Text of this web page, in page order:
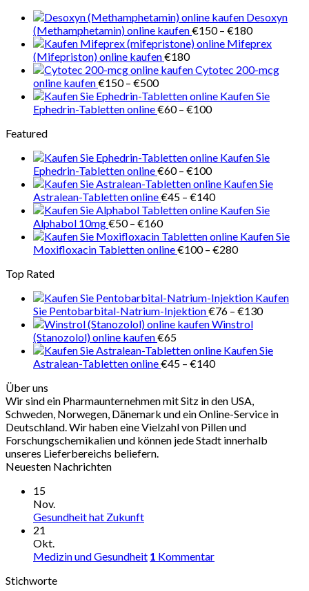
Desoxyn
(Methamphetamin) online kaufen€150 – €180
€150
€180
Mifeprex
(Mifepriston) online kaufen€180
Cytotec 200-mcg
online kaufen€150 – €500Preisspanne:
€150
bis
Kaufen Sie
Ephedrin-Tabletten online€60 – €100Preisspanne:
Featured
Kaufen Sie
Ephedrin-Tabletten online€60 – €100Preisspanne:
€60
bis
€100
Kaufen Sie
Astralean-Tabletten online€45 – €140Preisspanne:
€45
€140
Kaufen Sie
Alphabol 10mg€50 – €160Preisspanne:
€50
bis
Kaufen Sie
Moxifloxacin Tabletten online€100 – €280Preisspanne:
Top Rated
Kaufen
Sie Pentobarbital-Natrium-Injektion€76 – €130
€130
Winstrol
(Stanozolol) online kaufen€65
Kaufen Sie
Astralean-Tabletten online€45 – €140Preisspanne:
€140
Über uns
Wir sind ein Pharmaunternehmen mit Sitz in den USA,
Schweden, Norwegen, Dänemark und ein Online-Service in
Deutschland. Wir haben eine Vielzahl von Pillen und
Forschungschemikalien und können jede Stadt innerhalb
unseres Lieferbereichs beliefern.
Neuesten Nachrichten
15
Nov.
Gesundheit hat Zukunft
21
Okt.
Medizin und Gesundheit 1 Kommentar
Stichworte